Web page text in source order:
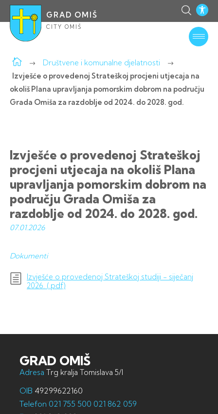
GRAD OMIŠ
CITY OMIŠ
Društvene i komunalne djelatnosti
Izvješće o provedenoj Strateškoj procjeni utjecaja na
okoliš Plana upravljanja pomorskim dobrom na području
Grada Omiša za razdoblje od 2024. do 2028. god.
Izvješće o provedenoj Strateškoj
procjeni utjecaja na okoliš Plana
upravljanja pomorskim dobrom na
području Grada Omiša za
razdoblje od 2024. do 2028. god.
07.01.2026
Dokumenti
Izvješće o provedenoj Strateškoj studiji - siječanj
2026. (.pdf)
GRAD OMIŠ
Adresa Trg kralja Tomislava 5/I
OIB 49299622160
Telefon 021 755 500 021 862 059